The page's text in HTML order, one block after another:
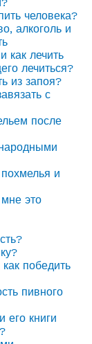
человека?
алкоголь и
как лечить
лечиться?
из запоя?
с
после
и
это
победить
пивного
его книги